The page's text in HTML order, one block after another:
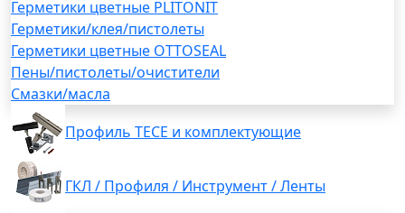
Герметики цветные PLITONIT
Герметики/клея/пистолеты
Герметики цветные OTTOSEAL
Пены/пистолеты/очистители
Смазки/масла
Профиль TECE и комплектующие
ГКЛ / Профиля / Инструмент / Ленты